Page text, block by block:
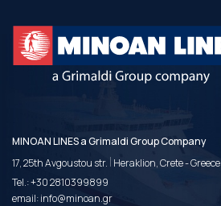
MINOAN LINES a Grimaldi Group Company
17, 25th Avgoustou str. | Heraklion, Crete - Greece
Tel.:+30 2810399899
email:info@minoan.gr